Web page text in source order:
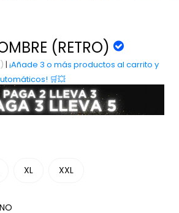
(RETRO)
| ¡Añade 3 o más productos al carrito y
🛒💥
XL XXL
NO